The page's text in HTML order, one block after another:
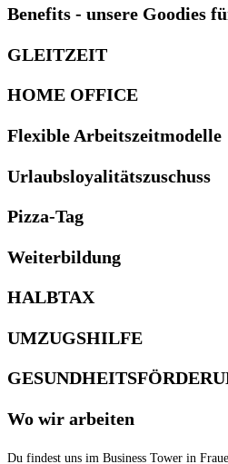
Benefits - unsere Goodies
GLEITZEIT​
HOME OFFICE​
Flexible Arbeits­zeit­modelle
Urlaubs­loyalitäts­zuschuss
Pizza-Tag
Weiter­bildung
HALBTAX​
UMZUGSHILFE
Wo wir arbeiten
Du findest uns im Business Tower in